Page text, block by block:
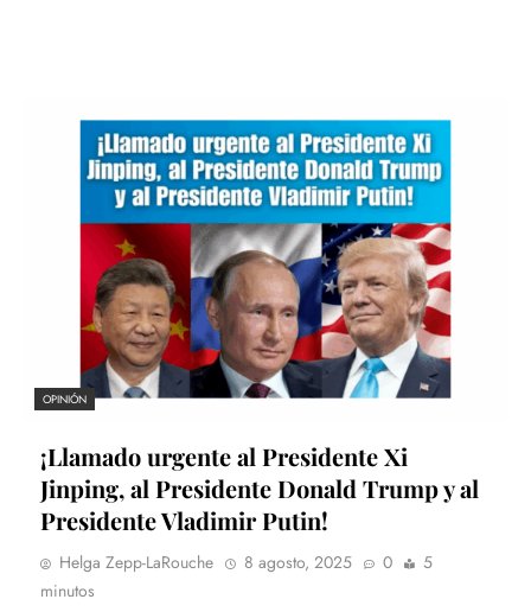
OPINIÓN
¡Llamado urgente al Presidente Xi
Jinping, al Presidente Donald Trump y al
Presidente Vladimir Putin!
Helga Zepp-LaRouche 8 agosto, 2025 0
5
minutos